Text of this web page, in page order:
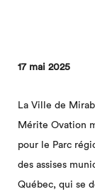
17 mai 2025
La Ville de
Mérite Ovation
pour le Parc
des assises
Québec, qui se